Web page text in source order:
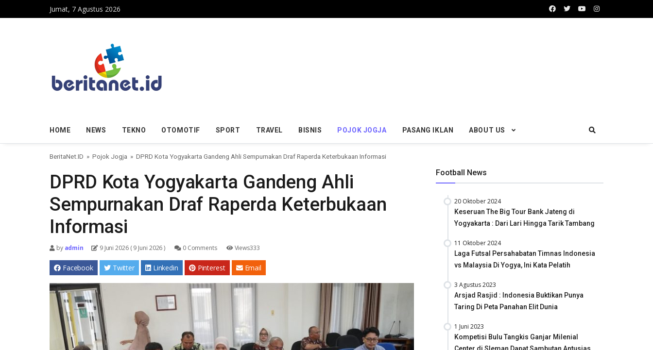
Skip to contentJumat, 7 Agustus 2026
HOME NEWS TEKNO OTOMOTIF SPORT TRAVEL BISNIS POJOK JOGJA PASANG IKLAN ABOUT US
BeritaNet.ID » Pojok Jogja » DPRD Kota Yogyakarta Gandeng Ahli Sempurnakan Draf Raperda Keterbukaan Informasi
DPRD Kota Yogyakarta Gandeng Ahli
Sempurnakan Draf Raperda Keterbukaan
Informasi
byadmin 9 Juni 2026 ( 9 Juni 2026 ) 0 Comments Views333
Facebook Twitter Linkedin Pinterest Email
Football News
20 Oktober 2024
Keseruan The Big Tour Bank Jateng di
Yogyakarta : Dari Lari Hingga Tarik Tambang
11 Oktober 2024
Laga Futsal Persahabatan Timnas Indonesia
vs Malaysia Di Yogya, Ini Kata Pelatih
3 Agustus 2023
Arsjad Rasjid : Indonesia Buktikan Punya
Taring Di Peta Panahan Elit Dunia
1 Juni 2023
Kompetisi Bulu Tangkis Ganjar Milenial